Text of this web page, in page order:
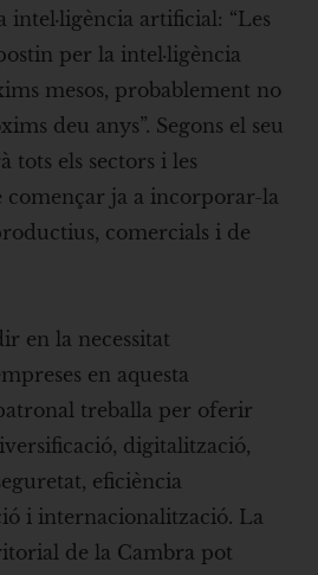
intel·ligència artificial: “Les
per la intel·ligència
mesos, probablement no
deu anys”. Segons el seu
tots els sectors i les
començar ja a incorporar-la
comercials i de
en la necessitat
en aquesta
treballa per oferir
digitalització,
eficiència
i internacionalització. La
de la Cambra pot